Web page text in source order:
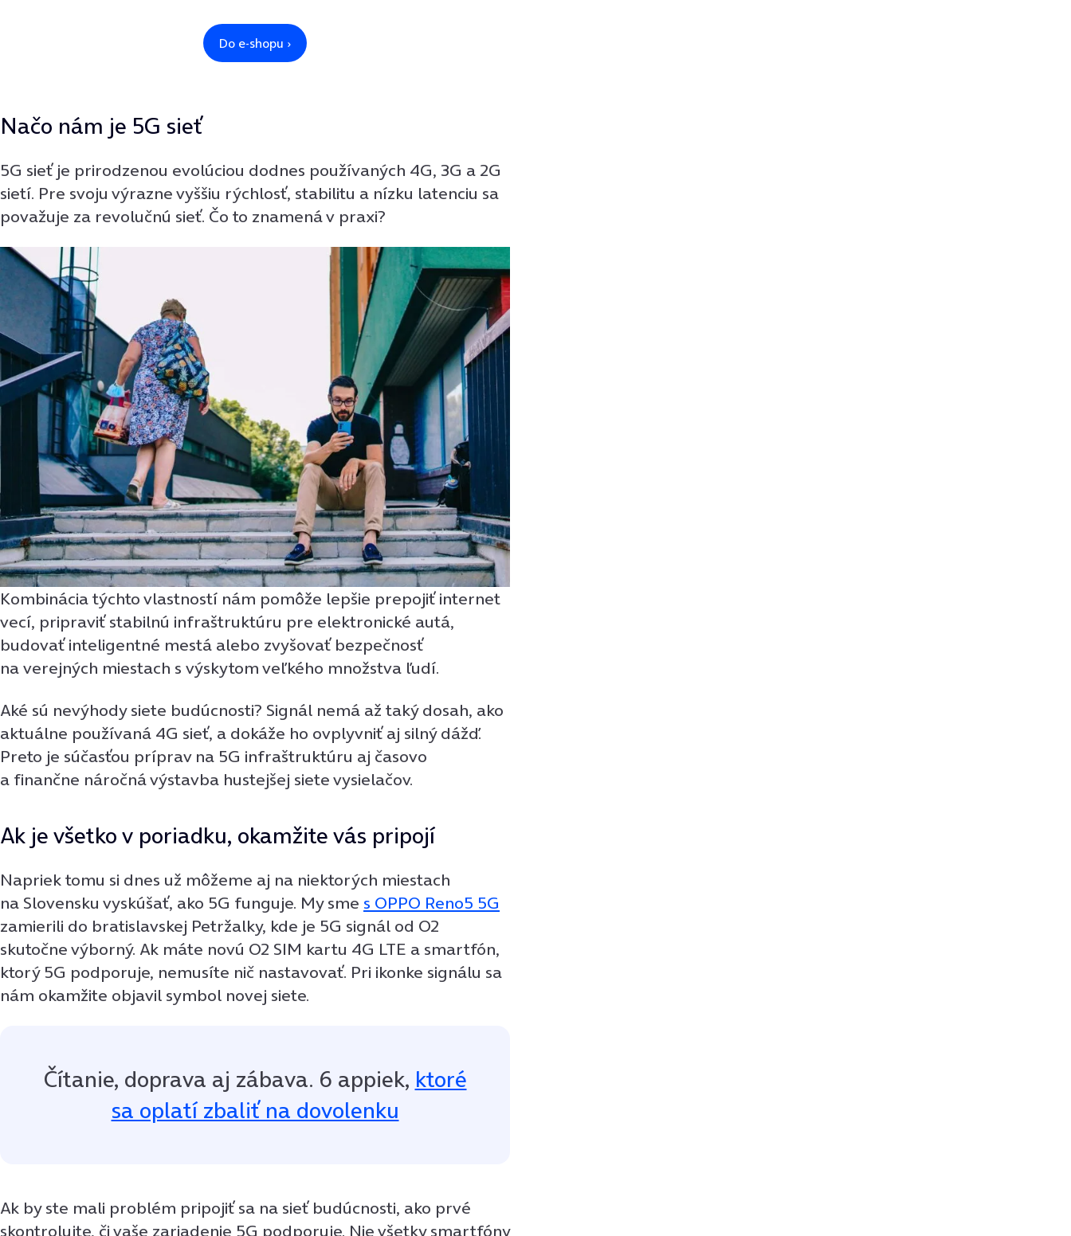
Načo nám je 5G sieť
5G sieť je prirodzenou evolúciou dodnes používaných 4G, 3G a 2G
sietí. Pre svoju výrazne vyššiu rýchlosť, stabilitu a nízku latenciu sa
považuje za revolučnú sieť. Čo to znamená v praxi?
Kombinácia týchto vlastností nám pomôže lepšie prepojiť internet
vecí, pripraviť stabilnú infraštruktúru pre elektronické autá,
budovať inteligentné mestá alebo zvyšovať bezpečnosť
na verejných miestach s výskytom veľkého množstva ľudí.
Aké sú nevýhody siete budúcnosti? Signál nemá až taký dosah, ako
aktuálne používaná 4G sieť, a dokáže ho ovplyvniť aj silný dážď.
Preto je súčasťou príprav na 5G infraštruktúru aj časovo
a finančne náročná výstavba hustejšej siete vysielačov.
Ak je všetko v poriadku, okamžite vás pripojí
Napriek tomu si dnes už môžeme aj na niektorých miestach
na Slovensku vyskúšať, ako 5G funguje. My sme s OPPO Reno5 5G
zamierili do bratislavskej Petržalky, kde je 5G signál od O2
skutočne výborný. Ak máte novú O2 SIM kartu 4G LTE a smartfón,
ktorý 5G podporuje, nemusíte nič nastavovať. Pri ikonke signálu sa
nám okamžite objavil symbol novej siete.
Čítanie, doprava aj zábava. 6 appiek, ktoré
sa oplatí zbaliť na dovolenku
Ak by ste mali problém pripojiť sa na sieť budúcnosti, ako prvé
skontrolujte, či vaše zariadenie 5G podporuje. Nie všetky smartfóny